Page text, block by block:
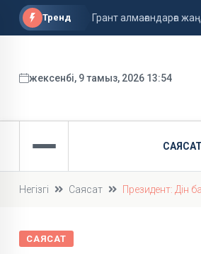
Тренд Грант алмағандарға
Самат Смақов
жексенбі, 9 тамыз, 2026 13:54
САЯСАТ
Негізгі Саясат Президент: Дін
САЯСАТ